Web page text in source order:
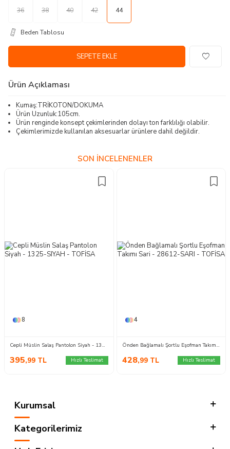
36 38 40 42 44
Beden Tablosu
SEPETE EKLE
Ürün Açıklaması
Kumaş:TRİKOTON/DOKUMA
Ürün Uzunluk:105cm.
Ürün renginde konsept çekimlerinden dolayı ton farklılığı olabilir.
Çekimlerimizde kullanılan aksesuarlar ürünlere dahil değildir.
SON İNCELENENLER
8
Cepli Müslin Salaş Pantolon Siyah - 1325-SIYAH
395,99 TL Hızlı Teslimat
4
Önden Bağlamalı Şortlu Eşofman Takımı Sari - 28612-SARI
428,99 TL Hızlı Teslimat
Kurumsal
Kategorilerimiz